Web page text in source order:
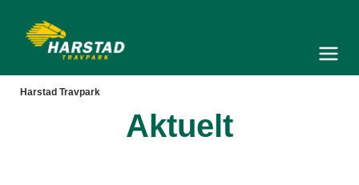
Harstad Travpark
Aktuelt